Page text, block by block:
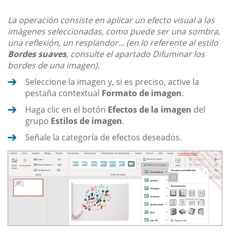
La operación consiste en aplicar un efecto visual a las
imágenes seleccionadas, como puede ser una sombra,
una reflexión, un resplandor... (en lo referente al estilo
Bordes suaves, consulte el apartado Difuminar los
bordes de una imagen).
Seleccione la imagen y, si es preciso, active la
pestaña contextual Formato de imagen.
Haga clic en el botón Efectos de la imagen del
grupo Estilos de imagen.
Señale la categoría de efectos deseados.